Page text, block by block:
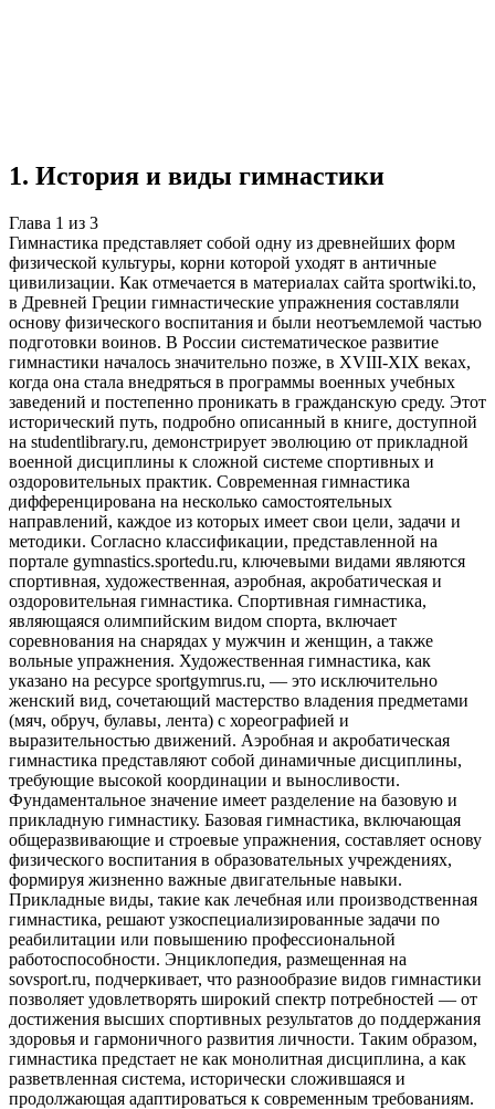
1. История и виды гимнастики
Глава 1 из 3
Гимнастика представляет собой одну из древнейших форм
физической культуры, корни которой уходят в античные
цивилизации. Как отмечается в материалах сайта sportwiki.to,
в Древней Греции гимнастические упражнения составляли
основу физического воспитания и были неотъемлемой частью
подготовки воинов. В России систематическое развитие
гимнастики началось значительно позже, в XVIII-XIX веках,
когда она стала внедряться в программы военных учебных
заведений и постепенно проникать в гражданскую среду. Этот
исторический путь, подробно описанный в книге, доступной
на studentlibrary.ru, демонстрирует эволюцию от прикладной
военной дисциплины к сложной системе спортивных и
оздоровительных практик. Современная гимнастика
дифференцирована на несколько самостоятельных
направлений, каждое из которых имеет свои цели, задачи и
методики. Согласно классификации, представленной на
портале gymnastics.sportedu.ru, ключевыми видами являются
спортивная, художественная, аэробная, акробатическая и
оздоровительная гимнастика. Спортивная гимнастика,
являющаяся олимпийским видом спорта, включает
соревнования на снарядах у мужчин и женщин, а также
вольные упражнения. Художественная гимнастика, как
указано на ресурсе sportgymrus.ru, — это исключительно
женский вид, сочетающий мастерство владения предметами
(мяч, обруч, булавы, лента) с хореографией и
выразительностью движений. Аэробная и акробатическая
гимнастика представляют собой динамичные дисциплины,
требующие высокой координации и выносливости.
Фундаментальное значение имеет разделение на базовую и
прикладную гимнастику. Базовая гимнастика, включающая
общеразвивающие и строевые упражнения, составляет основу
физического воспитания в образовательных учреждениях,
формируя жизненно важные двигательные навыки.
Прикладные виды, такие как лечебная или производственная
гимнастика, решают узкоспециализированные задачи по
реабилитации или повышению профессиональной
работоспособности. Энциклопедия, размещенная на
sovsport.ru, подчеркивает, что разнообразие видов гимнастики
позволяет удовлетворять широкий спектр потребностей — от
достижения высших спортивных результатов до поддержания
здоровья и гармоничного развития личности. Таким образом,
гимнастика предстает не как монолитная дисциплина, а как
разветвленная система, исторически сложившаяся и
продолжающая адаптироваться к современным требованиям.